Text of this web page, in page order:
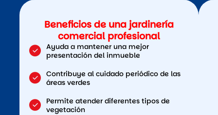
Beneficios de una jardinería
comercial profesional
Ayuda a mantener una mejor
presentación del inmueble
Contribuye al cuidado periódico de las
áreas verdes
Permite atender diferentes tipos de
vegetación